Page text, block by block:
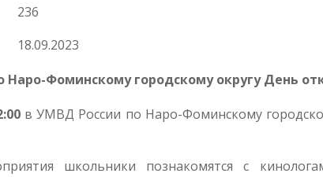
236
18.09.2023
Наро-Фоминскому городскому округу День
в УМВД России по Наро-Фоминскому
школьники познакомятся с